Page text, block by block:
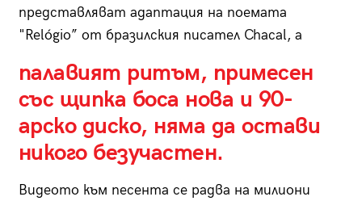
представляват адаптация на поемата
"Relógio” от бразилския писател Chacal, а
палавият ритъм, примесен
със щипка боса нова и 90-
арско диско, няма да остави
никого безучастен.
Видеото към песента се радва на милиони